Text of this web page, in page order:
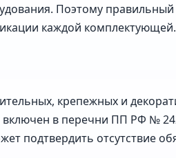
Поэтому
каждой комплектующей.
крепежных и
в перечни ПП РФ №
подтвердить отсутствие